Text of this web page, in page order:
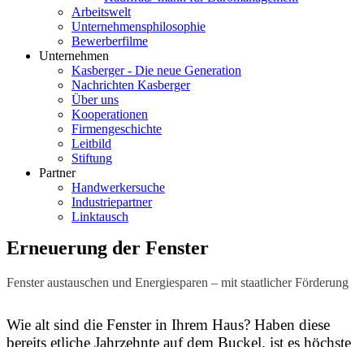
Arbeitswelt
Unternehmensphilosophie
Bewerberfilme
Unternehmen
Kasberger - Die neue Generation
Nachrichten Kasberger
Über uns
Kooperationen
Firmengeschichte
Leitbild
Stiftung
Partner
Handwerkersuche
Industriepartner
Linktausch
Erneuerung der Fenster
Fenster austauschen und Energiesparen – mit staatlicher Förderung
Wie alt sind die Fenster in Ihrem Haus? Haben diese
bereits etliche Jahrzehnte auf dem Buckel, ist es höchste